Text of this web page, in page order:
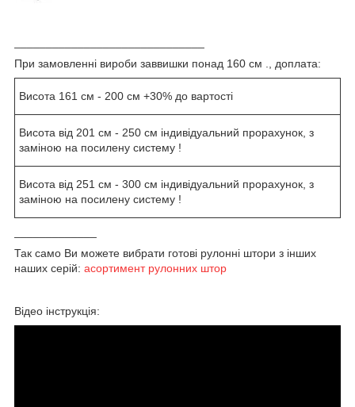
При замовленні вироби заввишки понад 160 см ., доплата:
Висота 161 см - 200 см +30% до вартості
Висота від 201 см - 250 см індивідуальний прорахунок, з
заміною на посилену систему !
Висота від 251 см - 300 см індивідуальний прорахунок, з
заміною на посилену систему !
Так само Ви можете вибрати готові рулонні штори з інших
наших серій: асортимент рулонних штор
Відео інструкція: